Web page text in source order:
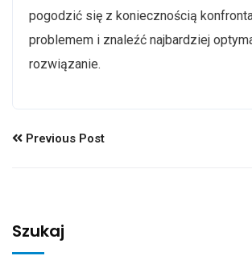
pogodzić się z koniecznością
problemem i znaleźć najbardziej
rozwiązanie.
Previous Post
Szukaj